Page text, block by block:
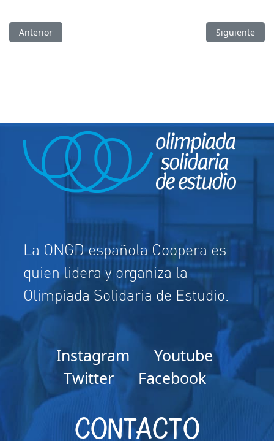
Artículo anterior: XIV OLIMPIADA SOLIDARIA-2016
Anterior Artículo
Siguiente
La ONGD española Coopera es
quien lidera y organiza la
Olimpiada Solidaria de Estudio.
Instagram
Youtube
Twitter
Facebook
CONTACTO